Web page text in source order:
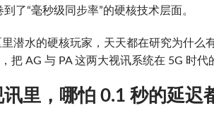
了“毫秒级同步率”的硬核技术层面。
潜水的硬核玩家，天天都在研究为什么
把 AG 与 PA 这两大视讯系统在 5G 时代
里，哪怕 0.1 秒的延迟